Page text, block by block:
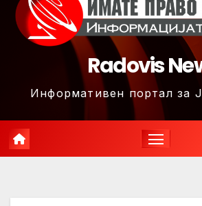
Radovis
Информативен портал за